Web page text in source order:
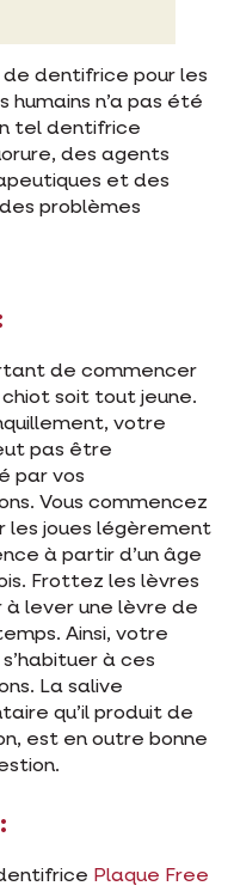
de dentifrice pour les
humains n’a pas été
tel dentifrice
des agents
et des
problèmes
de commencer
soit tout jeune.
votre
pas être
par vos
Vous commencez
les joues légèrement
à partir d’un âge
Frottez les lèvres
à lever une lèvre de
Ainsi, votre
à ces
La salive
qu’il produit de
est en outre bonne
Plaque Free